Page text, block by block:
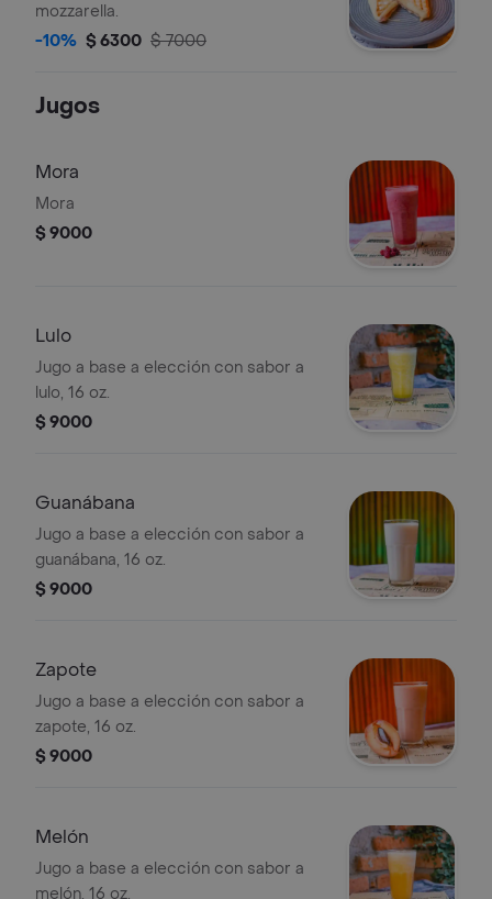
mozzarella.
-10% $ 6300 $ 7000
Jugos
Mora
Mora
$ 9000
Lulo
Jugo a base a elección con sabor a
lulo, 16 oz.
$ 9000
Guanábana
Jugo a base a elección con sabor a
guanábana, 16 oz.
$ 9000
Zapote
Jugo a base a elección con sabor a
zapote, 16 oz.
$ 9000
Melón
Jugo a base a elección con sabor a
melón, 16 oz.